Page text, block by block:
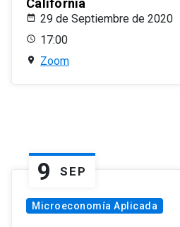
California
29 de Septiembre de 2020
17:00
Zoom
9 SEP
Microeconomía Aplicada